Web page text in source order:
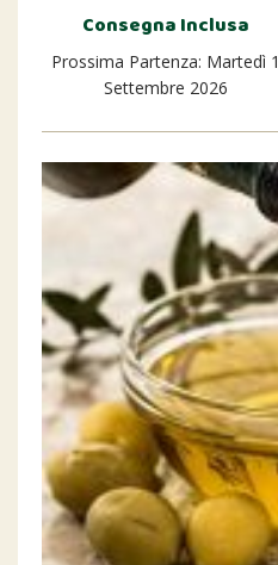
Consegna Inclusa
Prossima Partenza: Martedì 1
Settembre 2026